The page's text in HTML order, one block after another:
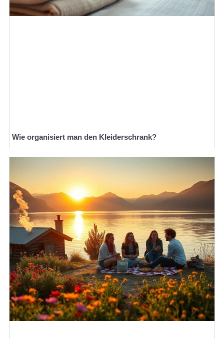
Wie organisiert man den Kleiderschrank?